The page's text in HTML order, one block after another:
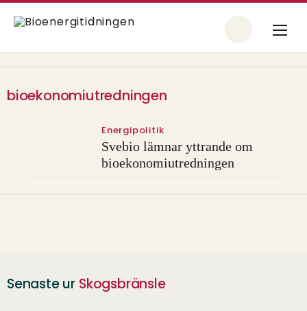
bioekonomiutredningen
Energipolitik
Svebio lämnar yttrande om
bioekonomiutredningen
Senaste ur Skogsbränsle